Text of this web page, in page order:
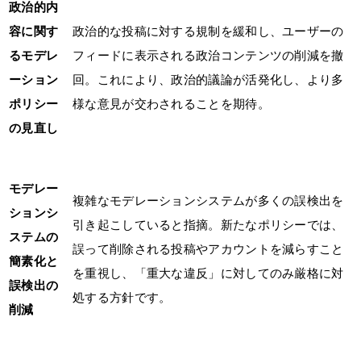
政治的内
容に関す
るモデレ
ーション
ポリシー
の見直し
政治的な投稿に対する規制を緩和し、ユーザーの
フィードに表示される政治コンテンツの削減を撤
回。これにより、政治的議論が活発化し、より多
様な意見が交わされることを期待。
モデレー
ションシ
ステムの
簡素化と
誤検出の
削減
複雑なモデレーションシステムが多くの誤検出を
引き起こしていると指摘。新たなポリシーでは、
誤って削除される投稿やアカウントを減らすこと
を重視し、「重大な違反」に対してのみ厳格に対
処する方針です。